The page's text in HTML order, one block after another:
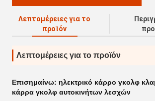
Λεπτομέρειες για το
προϊόν
Λεπτομέρειες για το προϊόν
Επισημαίνω: ηλεκτρικό κάρρο γκολφ
κάρρα γκολφ αυτοκινήτων λεσχών